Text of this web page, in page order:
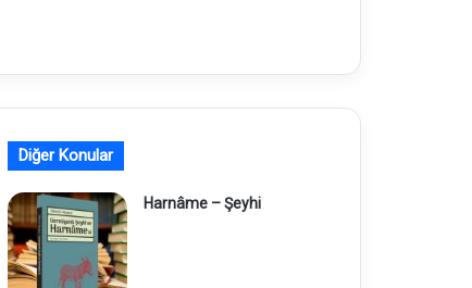
Diğer Konular
Harnâme – Şeyhi